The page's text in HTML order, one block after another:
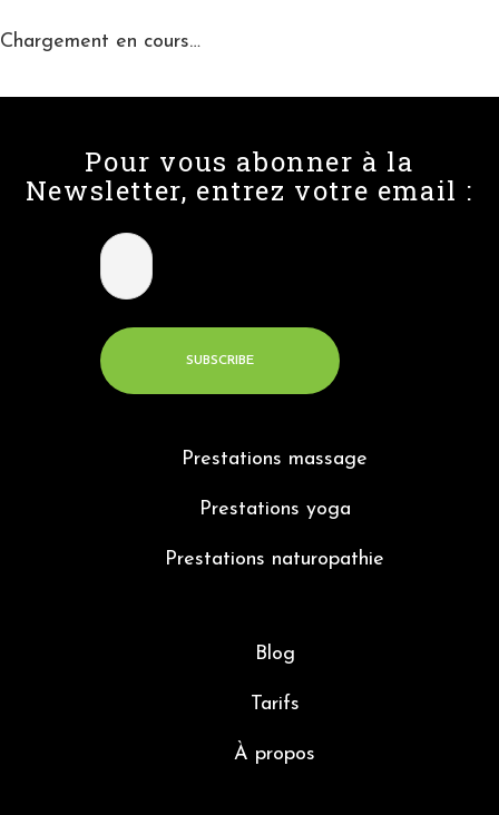
Chargement en cours…
Pour vous abonner à la
Newsletter, entrez votre email :
Prestations massage
Prestations yoga
Prestations naturopathie
Blog
Tarifs
À propos